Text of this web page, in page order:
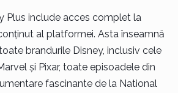
Plus include acces complet la
al platformei. Asta înseamnă
brandurile Disney, inclusiv cele
și Pixar, toate episoadele din
fascinante de la National